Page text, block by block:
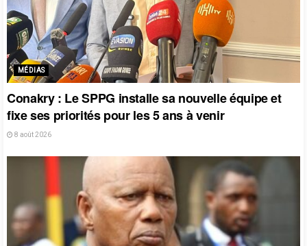
MÉDIAS
Conakry : Le SPPG installe sa nouvelle équipe et
fixe ses priorités pour les 5 ans à venir
8 août 2026